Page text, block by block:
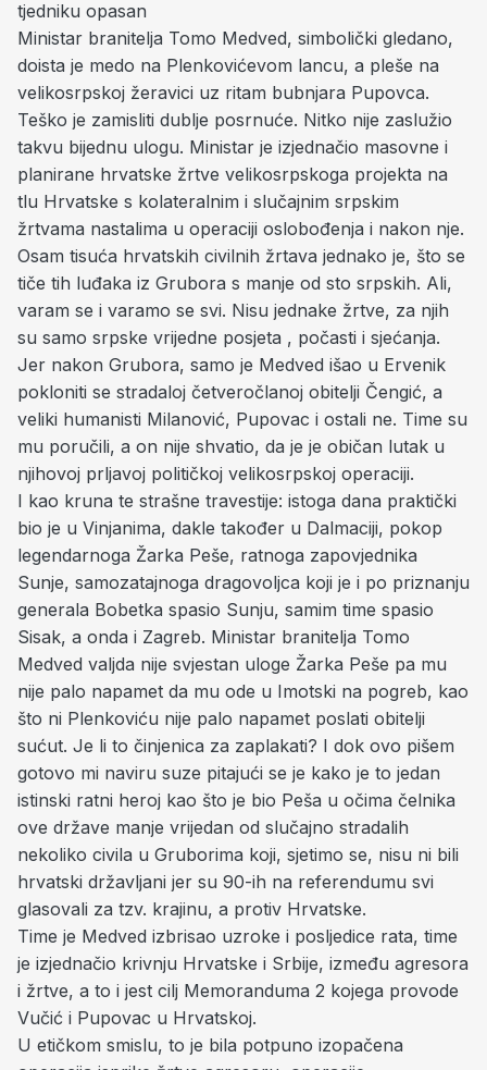
tjedniku opasan
Ministar branitelja Tomo Medved, simbolički gledano,
doista je medo na Plenkovićevom lancu, a pleše na
velikosrpskoj žeravici uz ritam bubnjara Pupovca.
Teško je zamisliti dublje posrnuće. Nitko nije zaslužio
takvu bijednu ulogu. Ministar je izjednačio masovne i
planirane hrvatske žrtve velikosrpskoga projekta na
tlu Hrvatske s kolateralnim i slučajnim srpskim
žrtvama nastalima u operaciji oslobođenja i nakon nje.
Osam tisuća hrvatskih civilnih žrtava jednako je, što se
tiče tih luđaka iz Grubora s manje od sto srpskih. Ali,
varam se i varamo se svi. Nisu jednake žrtve, za njih
su samo srpske vrijedne posjeta , počasti i sjećanja.
Jer nakon Grubora, samo je Medved išao u Ervenik
pokloniti se stradaloj četveročlanoj obitelji Čengić, a
veliki humanisti Milanović, Pupovac i ostali ne. Time su
mu poručili, a on nije shvatio, da je je običan lutak u
njihovoj prljavoj političkoj velikosrpskoj operaciji.
I kao kruna te strašne travestije: istoga dana praktički
bio je u Vinjanima, dakle također u Dalmaciji, pokop
legendarnoga Žarka Peše, ratnoga zapovjednika
Sunje, samozatajnoga dragovoljca koji je i po priznanju
generala Bobetka spasio Sunju, samim time spasio
Sisak, a onda i Zagreb. Ministar branitelja Tomo
Medved valjda nije svjestan uloge Žarka Peše pa mu
nije palo napamet da mu ode u Imotski na pogreb, kao
što ni Plenkoviću nije palo napamet poslati obitelji
sućut. Je li to činjenica za zaplakati? I dok ovo pišem
gotovo mi naviru suze pitajući se je kako je to jedan
istinski ratni heroj kao što je bio Peša u očima čelnika
ove države manje vrijedan od slučajno stradalih
nekoliko civila u Gruborima koji, sjetimo se, nisu ni bili
hrvatski državljani jer su 90-ih na referendumu svi
glasovali za tzv. krajinu, a protiv Hrvatske.
Time je Medved izbrisao uzroke i posljedice rata, time
je izjednačio krivnju Hrvatske i Srbije, između agresora
i žrtve, a to i jest cilj Memoranduma 2 kojega provode
Vučić i Pupovac u Hrvatskoj.
U etičkom smislu, to je bila potpuno izopačena